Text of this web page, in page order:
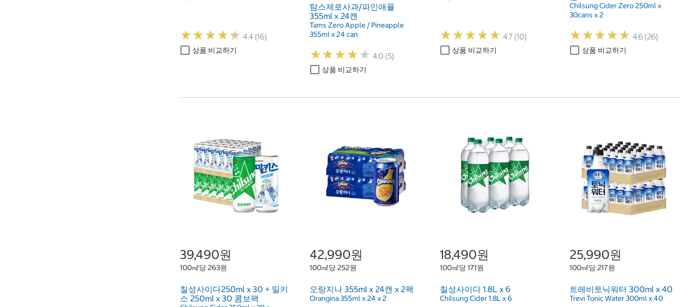
★★★★★
★★★★★ 4.4 (16)
상품 비교하기
탐스제로사과/파인애플
355ml x 24캔
Tams Zero Apple / Pineapple
355ml x 24 can
★★★★ ★
★★★★ ★ 4.0 (5)
상품 비교하기
★★★★★
★★★★★ 4.7 (10)
상품 비교하기
Chilsung Cider Zero 250ml x
30cans x 2
★★★★★
★★★★★ 4.6 (26)
상품 비교하기
39,490원
100㎖당 263원
칠성사이다250ml x 30 + 밀키
스 250ml x 30 콤보팩
42,990원
100㎖당 252원
오랑지나 355ml x 24캔 x 2팩
Orangina 355ml x 24 x 2
18,490원
100㎖당 171원
칠성사이다 1.8L x 6
Chilsung Cider 1.8L x 6
25,990원
100㎖당 217원
트레비토닉워터 300ml x 40
Trevi Tonic Water 300ml x 40